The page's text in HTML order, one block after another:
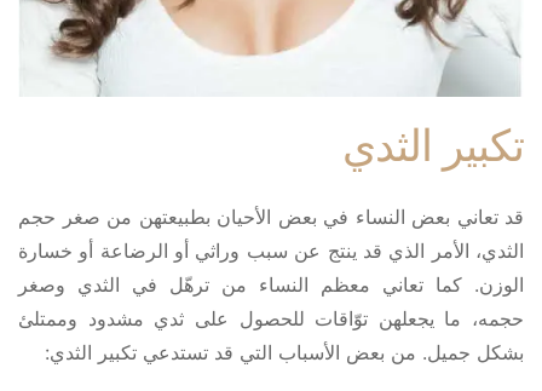
تكبير الثدي
قد تعاني بعض النساء في بعض الأحيان بطبيعتهن من صغر حجم
الثدي، الأمر الذي قد ينتج عن سبب وراثي أو الرضاعة أو خسارة
الوزن. كما تعاني معظم النساء من ترهّل في الثدي وصغر
حجمه، ما يجعلهن توّاقات للحصول على ثدي مشدود وممتلئ
بشكل جميل. من بعض الأسباب التي قد تستدعي تكبير الثدي: